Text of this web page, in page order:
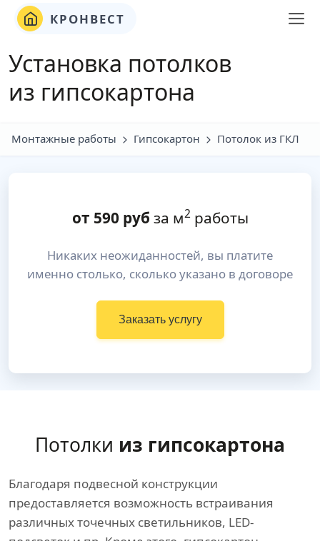
КРОНВЕСТ
Установка потолков
из гипсокартона
Монтажные работы Гипсокартон Потолок из ГКЛ
от 590руб за м2работы
Никаких неожиданностей, вы платите
именно столько, сколько указано в договоре
Заказать услугу
Потолки из гипсокартона
Благодаря подвесной конструкции
предоставляется возможность встраивания
различных точечных светильников, LED-